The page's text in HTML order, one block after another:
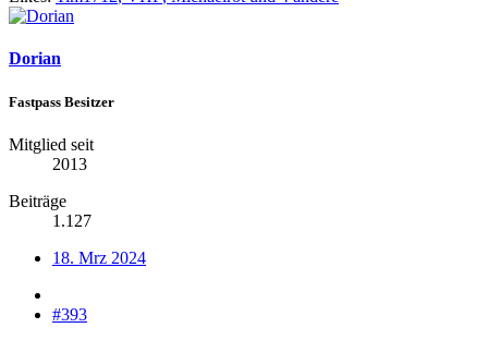
Dorian
Fastpass Besitzer
Mitglied seit
2013
Beiträge
1.127
18. Mrz 2024
#393